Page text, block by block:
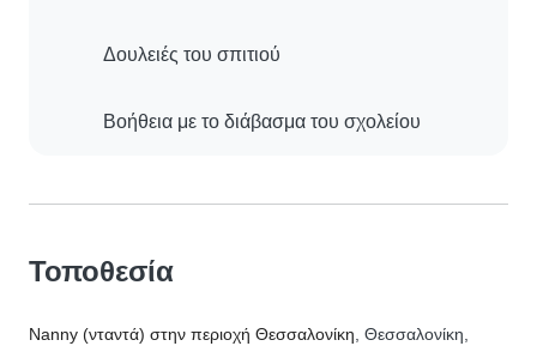
Δουλειές του σπιτιού
Βοήθεια με το διάβασμα του σχολείου
Τοποθεσία
Nanny (νταντά) στην περιοχή Θεσσαλονίκη, Θεσσαλονίκη,